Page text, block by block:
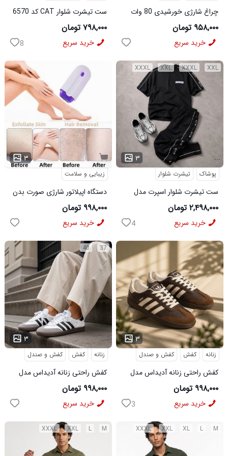
ست تیشرت شلوار CAT کد 6570
۷۹۸,۰۰۰ تومان
خرید سریع 8
چراغ شارژی خورشیدی 80 وات
مدل HB V80
۹۵۸,۰۰۰ تومان
خرید سریع
۳
زیبایی و سلامت
دستگاه اپیلاتور شارژی صورت بدن
۹۹۸,۰۰۰ تومان
خرید سریع
XXL
XXXL
XXL
XXXL
۳ ...
پوشاک تیشرت شلوار
ست تیشرت شلوار اسپرت مدل
MAN مشکی
۲,۴۹۸,۰۰۰ تومان
خرید سریع 4
37
40
۳ ...
زنانه کفش کفش و صندل
کفش راحتی زنانه آدیداس مدل
سامبا سفید
۹۹۸,۰۰۰ تومان
خرید سریع
۳ ...
زنانه کفش کفش و صندل
کفش راحتی زنانه آدیداس مدل
سامبا قهوه ای
۹۹۸,۰۰۰ تومان
خرید سریع 3
M
L
XXL
XXXL M
L
XL
XXL
XXXL